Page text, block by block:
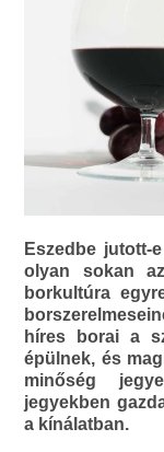
Eszedbe jutott-
olyan sokan
borkultúra
híres borai a
épülnek, és
minőség
jegyekben
a kínálatban.